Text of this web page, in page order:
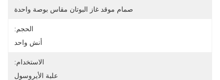
صمام موقد غاز البوتان مقاس بوصة واحدة
الحجم:
أنش واحد
الاستخدام:
علبة الأيروسول